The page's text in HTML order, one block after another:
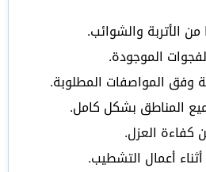
الأتربة والشوائب.
الموجودة.
وفق المواصفات المطلوبة.
المناطق بشكل كامل.
كفاءة العزل.
أعمال التشطيب.